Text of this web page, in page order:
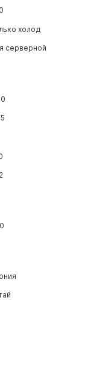
холод
серверной